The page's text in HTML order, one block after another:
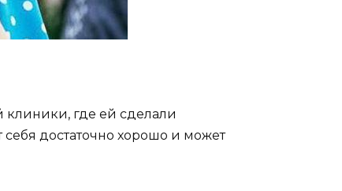
клиники, где ей сделали
себя достаточно хорошо и может